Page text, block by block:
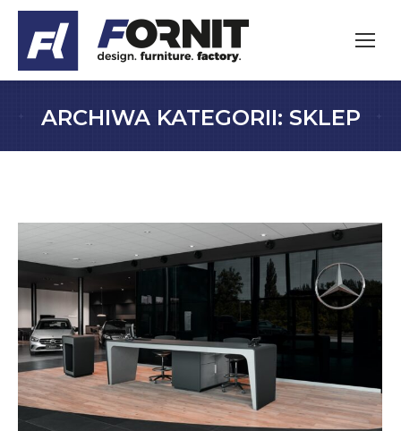
ARCHIWA KATEGORII: SKLEP